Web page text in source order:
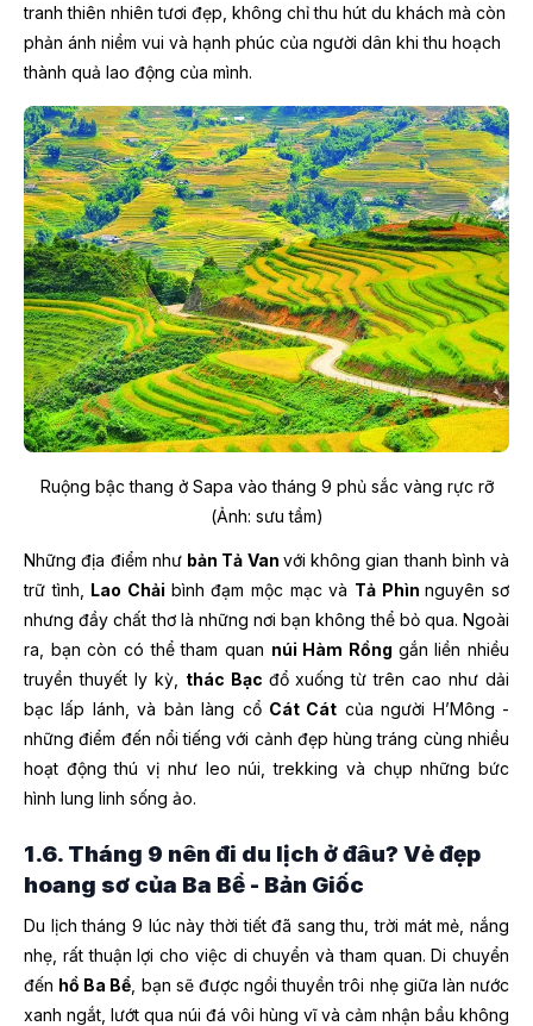
tranh thiên nhiên tươi đẹp, không chỉ thu hút du khách mà còn
phản ánh niềm vui và hạnh phúc của người dân khi thu hoạch
thành quả lao động của mình.
Ruộng bậc thang ở Sapa vào tháng 9 phủ sắc vàng rực rỡ
(Ảnh: sưu tầm)
Những địa điểm như bản Tả Van với không gian thanh bình và
trữ tình, Lao Chải bình đạm mộc mạc và Tả Phìnnguyên sơ
nhưng đầy chất thơ là những nơi bạn không thể bỏ qua. Ngoài
ra, bạn còn có thể tham quan núi Hàm Rồng gắn liền nhiều
truyền thuyết ly kỳ, thác Bạc đổ xuống từ trên cao như dải
bạc lấp lánh, và bản làng cổ Cát Cát của người H’Mông -
những điểm đến nổi tiếng với cảnh đẹp hùng tráng cùng nhiều
hoạt động thú vị như leo núi, trekking và chụp những bức
hình lung linh sống ảo.
1.6. Tháng 9 nên đi du lịch ở đâu? Vẻ đẹp
hoang sơ của Ba Bể - Bản Giốc
Du lịch tháng 9 lúc này thời tiết đã sang thu, trời mát mẻ, nắng
nhẹ, rất thuận lợi cho việc di chuyển và tham quan. Di chuyển
đến hồ Ba Bể , bạn sẽ được ngồi thuyền trôi nhẹ giữa làn nước
xanh ngắt, lướt qua núi đá vôi hùng vĩ và cảm nhận bầu không